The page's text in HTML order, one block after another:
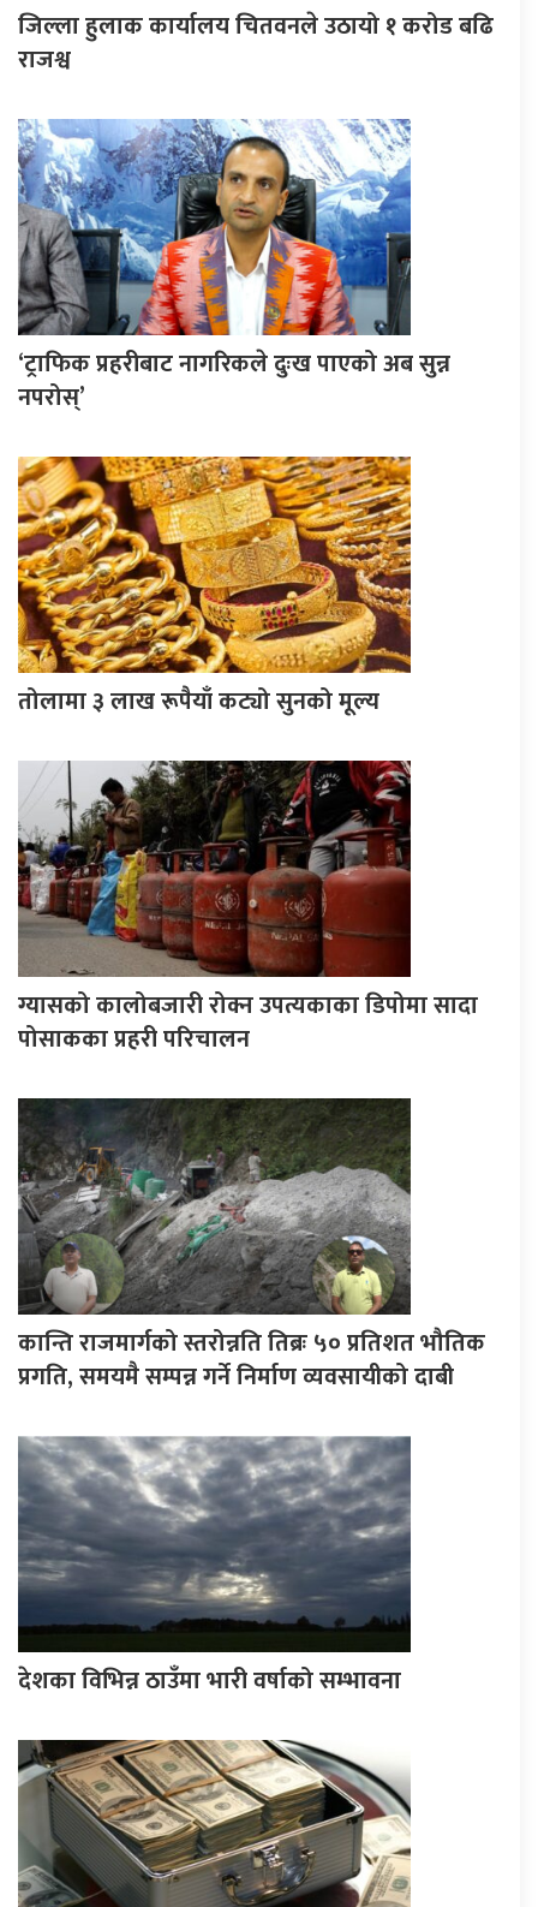
जिल्ला हुलाक कार्यालय चितवनले उठायो १ करोड बढि
राजश्व
‘ट्राफिक प्रहरीबाट नागरिकले दुःख पाएको अब सुन्न
नपरोस्’
तोलामा ३ लाख रूपैयाँ कट्यो सुनको मूल्य
ग्यासको कालोबजारी रोक्न उपत्यकाका डिपोमा सादा
पोसाकका प्रहरी परिचालन
कान्ति राजमार्गको स्तरोन्नति तिब्रः ५० प्रतिशत भौतिक
प्रगति, समयमै सम्पन्न गर्ने निर्माण व्यवसायीको दाबी
देशका विभिन्न ठाउँमा भारी वर्षाको सम्भावना